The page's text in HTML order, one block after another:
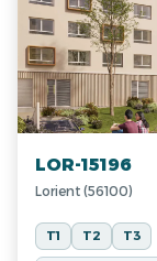
LOR-15196
Lorient (56100)
T1 T2 T3